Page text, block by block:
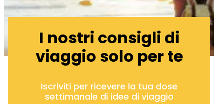
I nostri consigli di
viaggio solo per te
Iscriviti per ricevere la tua dose
settimanale di idee di viaggio